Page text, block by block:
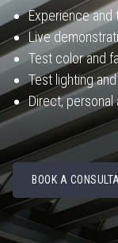
Experience
Live
Test color and
Test lighting
Direct,
BOOK A